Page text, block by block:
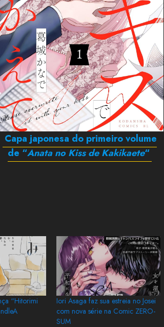
Capa japonesa do primeiro volume
de “Anata no Kiss de Kakikaete“
“Hitorimi
Iori Asaga faz sua estreia no Josei
com nova série na Comic ZERO-
SUM